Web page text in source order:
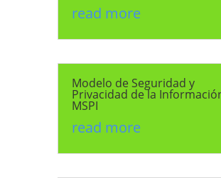
read more
Modelo de Seguridad y
Privacidad de la
MSPI
read more